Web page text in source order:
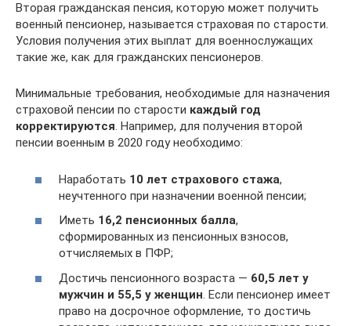
Вторая гражданская пенсия, которую может получить
военный пенсионер, называется страховая по старости.
Условия получения этих выплат для военнослужащих
такие же, как для гражданских пенсионеров.
Минимальные требования, необходимые для назначения
страховой пенсии по старости каждый год
корректируются. Например, для получения второй
пенсии военным в 2020 году необходимо:
Наработать 10 лет страхового стажа,
неучтенного при назначении военной пенсии;
Иметь 16,2 пенсионных балла,
сформированных из пенсионных взносов,
отчисляемых в ПФР;
Достичь пенсионного возраста — 60,5 лет у
мужчин и 55,5 у женщин . Если пенсионер имеет
право на досрочное оформление, то достичь